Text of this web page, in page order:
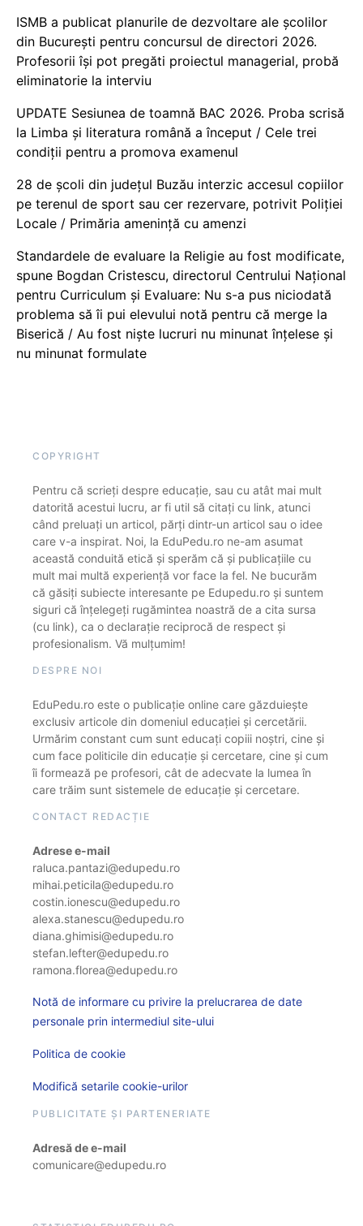
ISMB a publicat planurile de dezvoltare ale școlilor
din București pentru concursul de directori 2026.
Profesorii își pot pregăti proiectul managerial, probă
eliminatorie la interviu
UPDATE Sesiunea de toamnă BAC 2026. Proba scrisă
la Limba și literatura română a început / Cele trei
condiții pentru a promova examenul
28 de școli din județul Buzău interzic accesul copiilor
pe terenul de sport sau cer rezervare, potrivit Poliției
Locale / Primăria amenință cu amenzi
Standardele de evaluare la Religie au fost modificate,
spune Bogdan Cristescu, directorul Centrului Național
pentru Curriculum și Evaluare: Nu s-a pus niciodată
problema să îi pui elevului notă pentru că merge la
Biserică / Au fost niște lucruri nu minunat înțelese și
nu minunat formulate
COPYRIGHT
Pentru că scrieți despre educație, sau cu atât mai mult
datorită acestui lucru, ar fi util să citați cu link, atunci
când preluați un articol, părți dintr-un articol sau o idee
care v-a inspirat. Noi, la EduPedu.ro ne-am asumat
această conduită etică și sperăm că și publicațiile cu
mult mai multă experiență vor face la fel. Ne bucurăm
că găsiți subiecte interesante pe Edupedu.ro și suntem
siguri că înțelegeți rugămintea noastră de a cita sursa
(cu link), ca o declarație reciprocă de respect și
profesionalism. Vă mulțumim!
DESPRE NOI
EduPedu.ro este o publicație online care găzduiește
exclusiv articole din domeniul educației și cercetării.
Urmărim constant cum sunt educați copiii noștri, cine și
cum face politicile din educație și cercetare, cine și cum
îi formează pe profesori, cât de adecvate la lumea în
care trăim sunt sistemele de educație și cercetare.
CONTACT REDACȚIE
Adrese e-mail
raluca.pantazi@edupedu.ro
mihai.peticila@edupedu.ro
costin.ionescu@edupedu.ro
alexa.stanescu@edupedu.ro
diana.ghimisi@edupedu.ro
stefan.lefter@edupedu.ro
ramona.florea@edupedu.ro
Notă de informare cu privire la prelucrarea de date
personale prin intermediul site-ului
Politica de cookie
Modifică setarile cookie-urilor
PUBLICITATE ȘI PARTENERIATE
Adresă de e-mail
comunicare@edupedu.ro